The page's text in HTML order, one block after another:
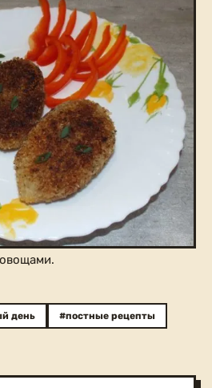
день #постные рецепты